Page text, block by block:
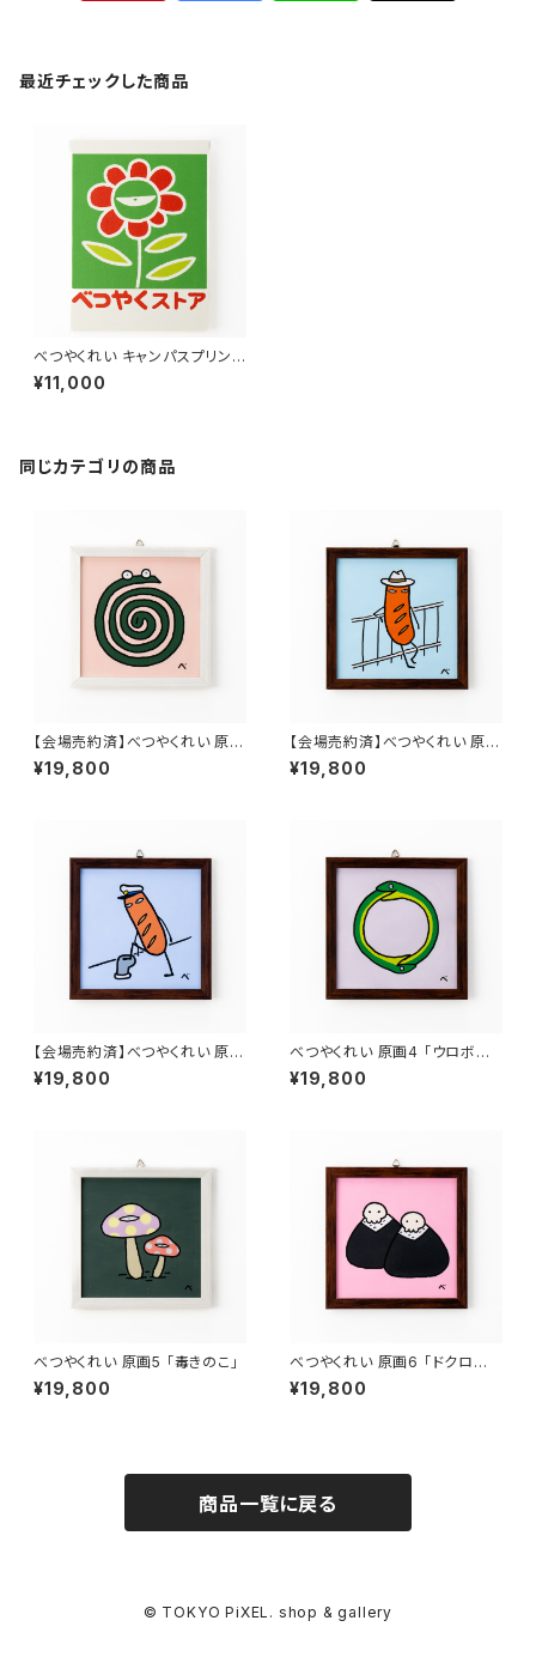
最近チェックした商品
べつやくれい キャンパスプリント
2 「べつやくストア・ロゴ」
¥11,000
同じカテゴリの商品
【会場売約済】べつやくれい 原画
1 「蚊取り線香」
¥19,800
【会場売約済】べつやくれい 原画
2 「かっこいいウインナー」
¥19,800
【会場売約済】べつやくれい 原画
3 「かっこいいウインナー2」
¥19,800
べつやくれい 原画4 「ウロボロ
ス」
¥19,800
べつやくれい 原画5 「毒きのこ」
¥19,800
べつやくれい 原画6 「ドクロお
にぎり」
¥19,800
商品一覧に戻る
© TOKYO PiXEL. shop & gallery